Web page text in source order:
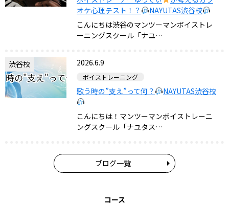
オケ心理テスト！？
NAYUTAS渋谷校
こんにちは渋谷のマンツーマンボイストレ
ーニングスクール「ナユ…
渋谷校 2026.6.9
ボイストレーニング
歌う時の”支え”って何？ NAYUTAS渋谷校
こんにちは！マンツーマンボイストレーニ
ングスクール「ナユタス…
ブログ一覧
コース